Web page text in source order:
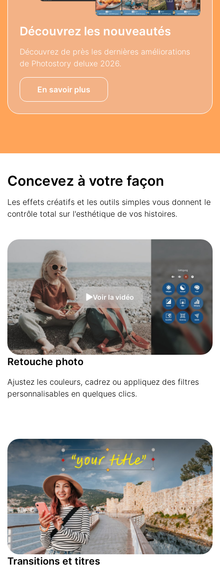
Découvrez les nouveautés
Découvrez de près les dernières améliorations
de Photostory deluxe 2026.
En savoir plus
Concevez à votre façon
Les effets créatifs et les outils simples vous donnent le
contrôle total sur l'esthétique de vos histoires.
Voir la vidéo
Retouche photo
Ajustez les couleurs, cadrez ou appliquez des filtres
personnalisables en quelques clics.
Transitions et titres